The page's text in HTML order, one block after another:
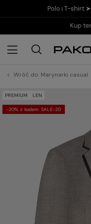
Polo i T-shirt
Kup teraz i
Wróć do: Marynarki casual
PREMIUM LEN
-20% z kodem: SALE-20